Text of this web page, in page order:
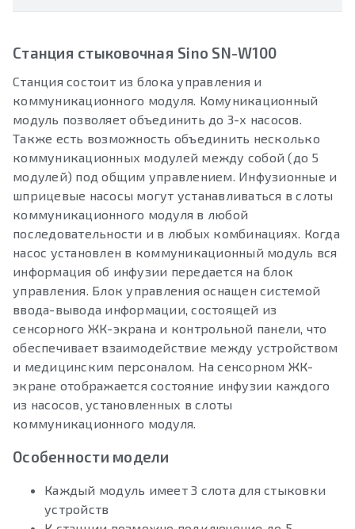
Станция стыковочная Sino SN-W100
Станция состоит из блока управления и
коммуникационного модуля. Комуникационный
модуль позволяет объединить до 3-х насосов.
Также есть возможность объединить несколько
коммуникационных модулей между собой (до 5
модулей) под общим управлением. Инфузионные и
шприцевые насосы могут устанавливаться в слоты
коммуникационного модуля в любой
последовательности и в любых комбинациях. Когда
насос установлен в коммуникационный модуль вся
информация об инфузии передается на блок
управления. Блок управления оснащен системой
ввода-вывода информации, состоящей из
сенсорного ЖК-экрана и контрольной панели, что
обеспечивает взаимодействие между устройством
и медицинским персоналом. На сенсорном ЖК-
экране отображается состояние инфузии каждого
из насосов, установленных в слоты
коммуникационного модуля.
Особенности модели
Каждый модуль имеет 3 слота для стыковки
устройств